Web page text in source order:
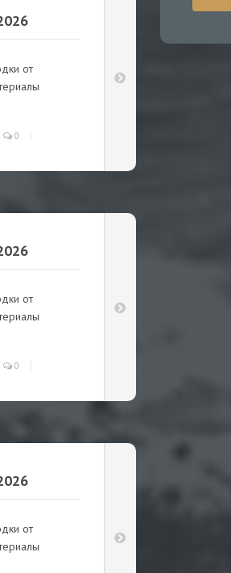
от
0
от
0
от